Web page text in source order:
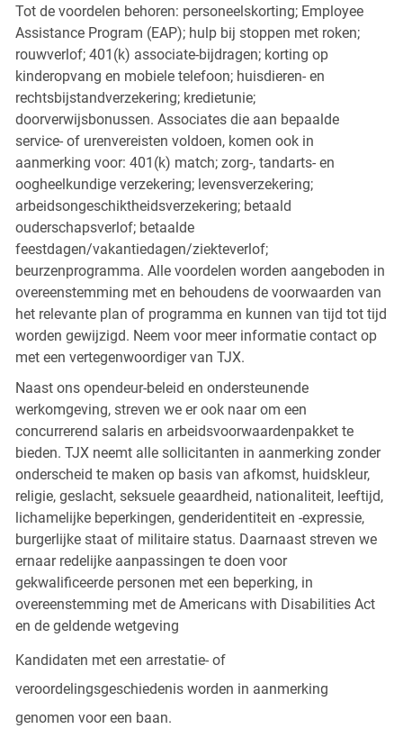
Tot de voordelen behoren: personeelskorting; Employee
Assistance Program (EAP); hulp bij stoppen met roken;
rouwverlof; 401(k) associate-bijdragen; korting op
kinderopvang en mobiele telefoon; huisdieren- en
rechtsbijstandverzekering; kredietunie;
doorverwijsbonussen. Associates die aan bepaalde
service- of urenvereisten voldoen, komen ook in
aanmerking voor: 401(k) match; zorg-, tandarts- en
oogheelkundige verzekering; levensverzekering;
arbeidsongeschiktheidsverzekering; betaald
ouderschapsverlof; betaalde
feestdagen/vakantiedagen/ziekteverlof;
beurzenprogramma. Alle voordelen worden aangeboden in
overeenstemming met en behoudens de voorwaarden van
het relevante plan of programma en kunnen van tijd tot tijd
worden gewijzigd. Neem voor meer informatie contact op
met een vertegenwoordiger van TJX.
Naast ons opendeur-beleid en ondersteunende
werkomgeving, streven we er ook naar om een
concurrerend salaris en arbeidsvoorwaardenpakket te
bieden. TJX neemt alle sollicitanten in aanmerking zonder
onderscheid te maken op basis van afkomst, huidskleur,
religie, geslacht, seksuele geaardheid, nationaliteit, leeftijd,
lichamelijke beperkingen, genderidentiteit en -expressie,
burgerlijke staat of militaire status. Daarnaast streven we
ernaar redelijke aanpassingen te doen voor
gekwalificeerde personen met een beperking, in
overeenstemming met de Americans with Disabilities Act
en de geldende wetgeving
Kandidaten met een arrestatie- of
veroordelingsgeschiedenis worden in aanmerking
genomen voor een baan.